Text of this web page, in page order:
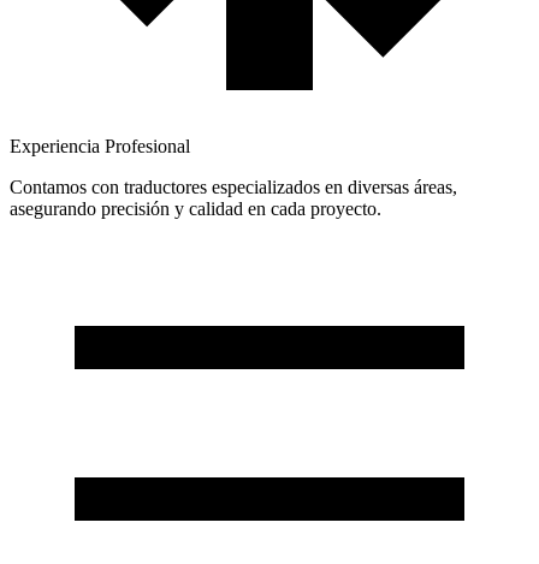
Experiencia Profesional
Contamos con traductores especializados en diversas áreas,
asegurando precisión y calidad en cada proyecto.